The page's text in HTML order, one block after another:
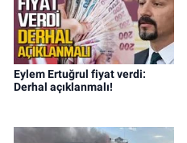
Eylem Ertuğrul fiyat verdi:
Derhal açıklanmalı!